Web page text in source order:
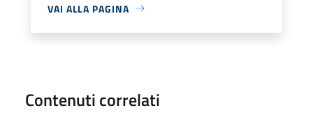
VAI ALLA PAGINA
Contenuti correlati